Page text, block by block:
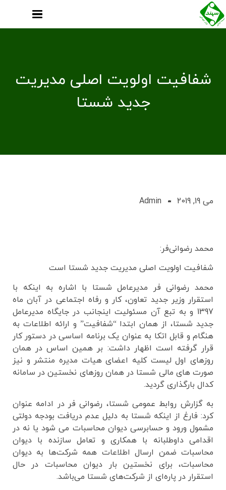
شفافیت اولویت اصلی مدیریت
جدید شستا
می 19, 2019 Admin
محمد رضوانی‌فر:
شفافیت اولویت اصلی مدیریت جدید شستا است
محمد رضوانی فر مدیرعامل شستا با اشاره به اینکه با
استقرار وزیر جدید تعاون، کار و رفاه اجتماعی در آبان ماه
1397 و به تبع آن مسئولیت اینجانب در جایگاه مدیرعامل
جدید شستا، از همان ابتدا “شفافیت” و ارائه اطلاعات به
هنگام و قابل اتکا به عنوان یک برنامه اساسی در دستور کار
قرار گرفته است اظهار داشت: بر همین اساس در همان
روزهای اول لیست کلیه اعضای هیات مدیره منتشر و نیز
صورت های مالی شستا در همان روزهای نخستین در سامانه
کدال بارگذاری گردید.
به گزارش روابط عمومی شستا، رضوانی فر در ادامه عنوان
کرد: فارغ از اینکه شستا به دلیل عدم دریافت بودجه دولتی
مشمول ورود و حسابرسی دیوان محاسبات می شود یا نه در
اقدامی داوطلبانه با همکاری و تعامل سازنده با دیوان
محاسبات ضمن ارسال اطلاعات همه شرکت‌ها به دیوان
محاسبات، برای نخستین بار دیوان محاسبات در حال
استقرار در پاره‌ای از شرکت‌های شستا می‌باشد.